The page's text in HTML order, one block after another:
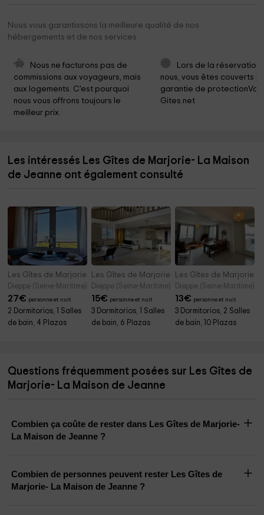
Nous vous garantissons la meilleure qualité de nos
hébergements et de nos services
Nous ne facturons pas de
commissions aux voyageurs, mais
aux logements. C'est pourquoi
nous vous offrons toujours le
meilleur prix.
Lors de la réservation
nous, vous êtes couverts
garantie de
Gites.net
Les intéressés Les Gîtes de Marjorie- La Maison
de Jeanne ont également consulté
Les Gîtes de Marjorie- Les Pieds dans l'Eau
Dieppe (Seine-Maritime)
27€ personne et nuit
2 Dormitorios, 1 Salles
de bain, 4 Plazas
Les Gîtes de Marjorie- Le Champlain 3 étoiles
Dieppe (Seine-Maritime)
15€ personne et nuit
3 Dormitorios, 1 Salles
de bain, 6 Plazas
Les Gîtes de Marjorie-
Dieppe (Seine-Maritime)
13€ personne et nuit
3 Dormitorios, 2 Salles
de bain, 10 Plazas
Questions fréquemment posées sur Les Gîtes de
Marjorie- La Maison de Jeanne
Combien ça coûte de rester dans Les Gîtes de Marjorie-
La Maison de Jeanne ?
Combien de personnes peuvent rester Les Gîtes de
Marjorie- La Maison de Jeanne ?